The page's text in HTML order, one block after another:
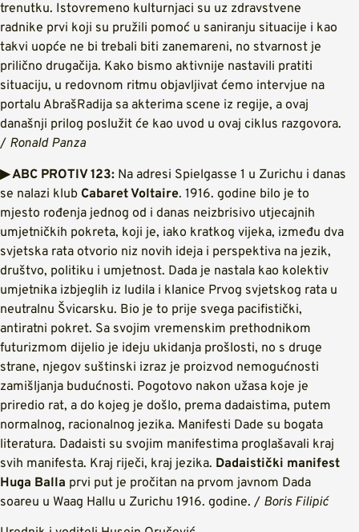
trenutku. Istovremeno kulturnjaci su uz zdravstvene
radnike prvi koji su pružili pomoć u saniranju situacije i kao
takvi uopće ne bi trebali biti zanemareni, no stvarnost je
prilično drugačija. Kako bismo aktivnije nastavili pratiti
situaciju, u redovnom ritmu objavljivat ćemo intervjue na
portalu AbrašRadija sa akterima scene iz regije, a ovaj
današnji prilog poslužit će kao uvod u ovaj ciklus razgovora.
/ Ronald Panza
▶ ABC PROTIV 123: Na adresi Spielgasse 1 u Zurichu i danas
se nalazi klub Cabaret Voltaire. 1916. godine bilo je to
mjesto rođenja jednog od i danas neizbrisivo utjecajnih
umjetničkih pokreta, koji je, iako kratkog vijeka, između dva
svjetska rata otvorio niz novih ideja i perspektiva na jezik,
društvo, politiku i umjetnost. Dada je nastala kao kolektiv
umjetnika izbjeglih iz ludila i klanice Prvog svjetskog rata u
neutralnu Švicarsku. Bio je to prije svega pacifistički,
antiratni pokret. Sa svojim vremenskim prethodnikom
futurizmom dijelio je ideju ukidanja prošlosti, no s druge
strane, njegov suštinski izraz je proizvod nemogućnosti
zamišljanja budućnosti. Pogotovo nakon užasa koje je
priredio rat, a do kojeg je došlo, prema dadaistima, putem
normalnog, racionalnog jezika. Manifesti Dade su bogata
literatura. Dadaisti su svojim manifestima proglašavali kraj
svih manifesta. Kraj riječi, kraj jezika. Dadaistički manifest
Huga Balla prvi put je pročitan na prvom javnom Dada
soareu u Waag Hallu u Zurichu 1916. godine. / Boris Filipić